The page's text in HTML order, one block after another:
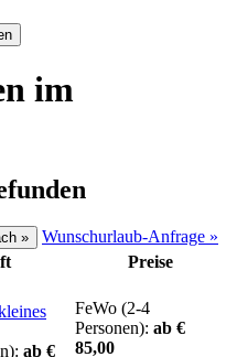
im
»
Wunschurlaub-Anfrage »
Preise
ab €
FeWo (2-4
Personen): ab €
85,00